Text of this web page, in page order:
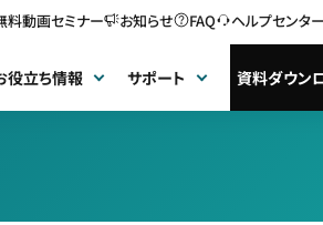
料動画セミナー お知らせ FAQ ヘルプセンター
役立ち情報 サポート 資料ダウン